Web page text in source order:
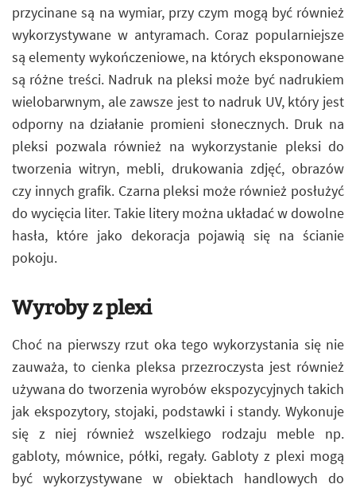
przycinane są na wymiar, przy czym mogą być również
wykorzystywane w antyramach. Coraz popularniejsze
są elementy wykończeniowe, na których eksponowane
są różne treści. Nadruk na pleksi może być nadrukiem
wielobarwnym, ale zawsze jest to nadruk UV, który jest
odporny na działanie promieni słonecznych. Druk na
pleksi pozwala również na wykorzystanie pleksi do
tworzenia witryn, mebli, drukowania zdjęć, obrazów
czy innych grafik. Czarna pleksi może również posłużyć
do wycięcia liter. Takie litery można układać w dowolne
hasła, które jako dekoracja pojawią się na ścianie
pokoju.
Wyroby z plexi
Choć na pierwszy rzut oka tego wykorzystania się nie
zauważa, to cienka pleksa przezroczysta jest również
używana do tworzenia wyrobów ekspozycyjnych takich
jak ekspozytory, stojaki, podstawki i standy. Wykonuje
się z niej również wszelkiego rodzaju meble np.
gabloty, mównice, półki, regały. Gabloty z plexi mogą
być wykorzystywane w obiektach handlowych do